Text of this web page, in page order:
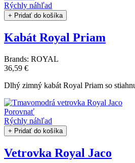
Rýchly náhľad
+ Pridať do košíka
Kabát Royal Priam
Brands: ROYAL
36,59 €
Dlhý zimný kabát Royal Priam so
Porovnať
Rýchly náhľad
+ Pridať do košíka
Vetrovka Royal Jaco